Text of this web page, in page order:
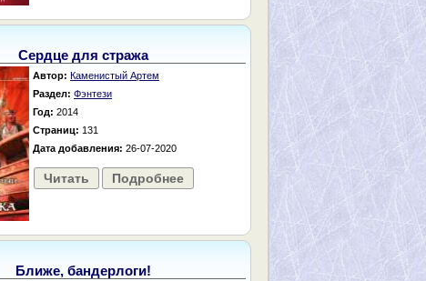
Сердце для стража
Автор: Каменистый Артем
Раздел: Фэнтези
Год: 2014
Страниц: 131
Дата добавления: 26-07-2020
Читать Подробнее
Ближе, бандерлоги!